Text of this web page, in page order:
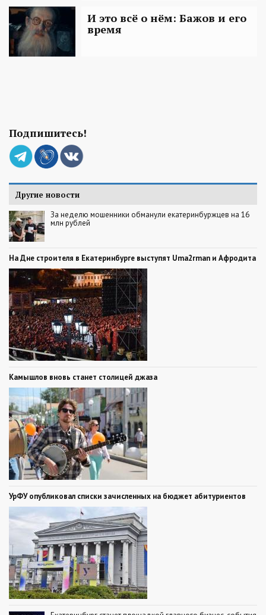
И это всё о нём: Бажов и его
время
Подпишитесь!
Другие новости
За неделю мошенники обманули екатеринбуржцев на 16
млн рублей
На Дне строителя в Екатеринбурге выступят Uma2rman и Афродита
Камышлов вновь станет столицей джаза
УрФУ опубликовал списки зачисленных на бюджет абитуриентов